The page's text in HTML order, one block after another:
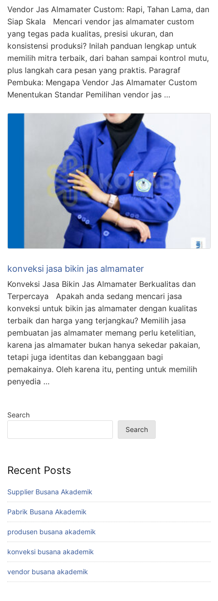
Vendor Jas Almamater Custom: Rapi, Tahan Lama, dan
Siap Skala Mencari vendor jas almamater custom
yang tegas pada kualitas, presisi ukuran, dan
konsistensi produksi? Inilah panduan lengkap untuk
memilih mitra terbaik, dari bahan sampai kontrol mutu,
plus langkah cara pesan yang praktis. Paragraf
Pembuka: Mengapa Vendor Jas Almamater Custom
Menentukan Standar Pemilihan vendor jas …
konveksi jasa bikin jas almamater
Konveksi Jasa Bikin Jas Almamater Berkualitas dan
Terpercaya Apakah anda sedang mencari jasa
konveksi untuk bikin jas almamater dengan kualitas
terbaik dan harga yang terjangkau? Memilih jasa
pembuatan jas almamater memang perlu ketelitian,
karena jas almamater bukan hanya sekedar pakaian,
tetapi juga identitas dan kebanggaan bagi
pemakainya. Oleh karena itu, penting untuk memilih
penyedia …
Search
Search
Recent Posts
Supplier Busana Akademik
Pabrik Busana Akademik
produsen busana akademik
konveksi busana akademik
vendor busana akademik